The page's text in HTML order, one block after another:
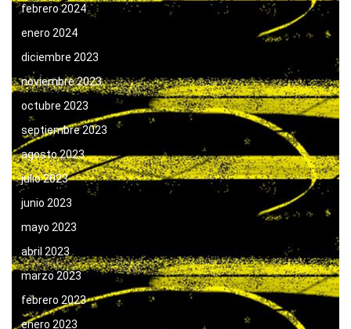
febrero 2024
enero 2024
diciembre 2023
noviembre 2023
octubre 2023
septiembre 2023
agosto 2023
julio 2023
junio 2023
mayo 2023
abril 2023
marzo 2023
febrero 2023
enero 2023